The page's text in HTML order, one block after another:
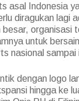
asal Indonesia
diragukan lagi
organisasi
untuk
nasional sampai
dengan logo
hingga ke